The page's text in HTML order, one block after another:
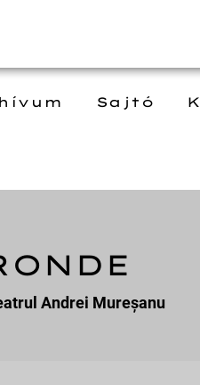
Sajtó
Andrei Mureșanu